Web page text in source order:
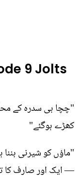
9 Jolts
"چچا ہی سدرہ کے
کھڑے ہوگئے"
"ماؤں کو شیرنی
— ایک اور صارف کا